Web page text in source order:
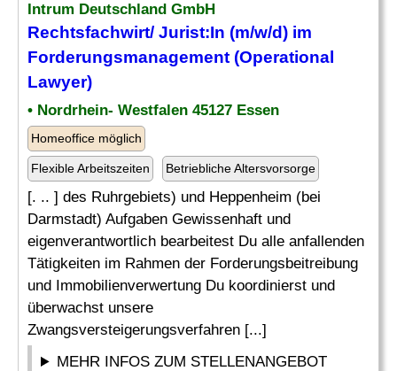
Intrum Deutschland GmbH
Rechtsfachwirt/ Jurist:In (m/w/d) im
Forderungsmanagement (Operational
Lawyer)
• Nordrhein- Westfalen 45127 Essen
Homeoffice möglich
Flexible Arbeitszeiten Betriebliche Altersvorsorge
[. .. ] des Ruhrgebiets) und Heppenheim (bei
Darmstadt) Aufgaben Gewissenhaft und
eigenverantwortlich bearbeitest Du alle anfallenden
Tätigkeiten im Rahmen der Forderungsbeitreibung
und Immobilienverwertung Du koordinierst und
überwachst unsere
Zwangsversteigerungsverfahren [...]
MEHR INFOS ZUM STELLENANGEBOT